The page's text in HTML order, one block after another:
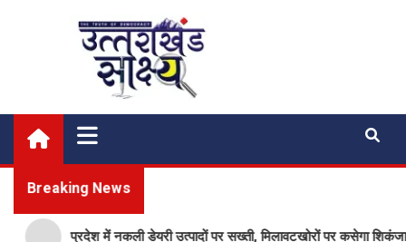
Uttarakhand Shakshya
My News Portal
Breaking News
प्रदेश में नकली डेयरी उत्पादों पर सख्ती, मिलावटखोरों पर कसेगा शिकंजा, ये